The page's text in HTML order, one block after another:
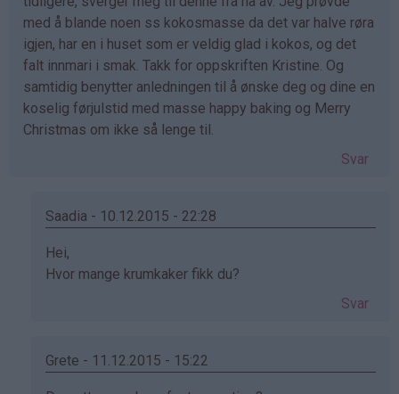
med å blande noen ss kokosmasse da det var halve røra
igjen, har en i huset som er veldig glad i kokos, og det
falt innmari i smak. Takk for oppskriften Kristine. Og
samtidig benytter anledningen til å ønske deg og dine en
koselig førjulstid med masse happy baking og Merry
Christmas om ikke så lenge til.
Svar
Saadia - 10.12.2015 - 22:28
Som
svar
(ikke
Hei,
Hvor mange krumkaker fikk du?
Svar
Grete - 11.12.2015 - 15:22